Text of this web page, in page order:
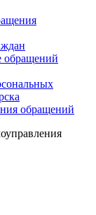
обращений
обращений